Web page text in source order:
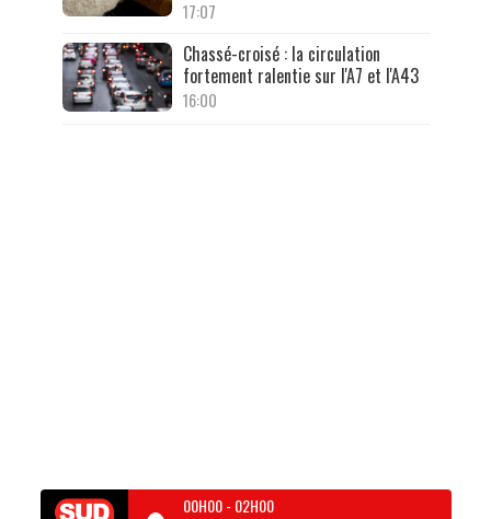
17:07
Chassé-croisé : la circulation
fortement ralentie sur l'A7 et l'A43
16:00
00H00- 02H00